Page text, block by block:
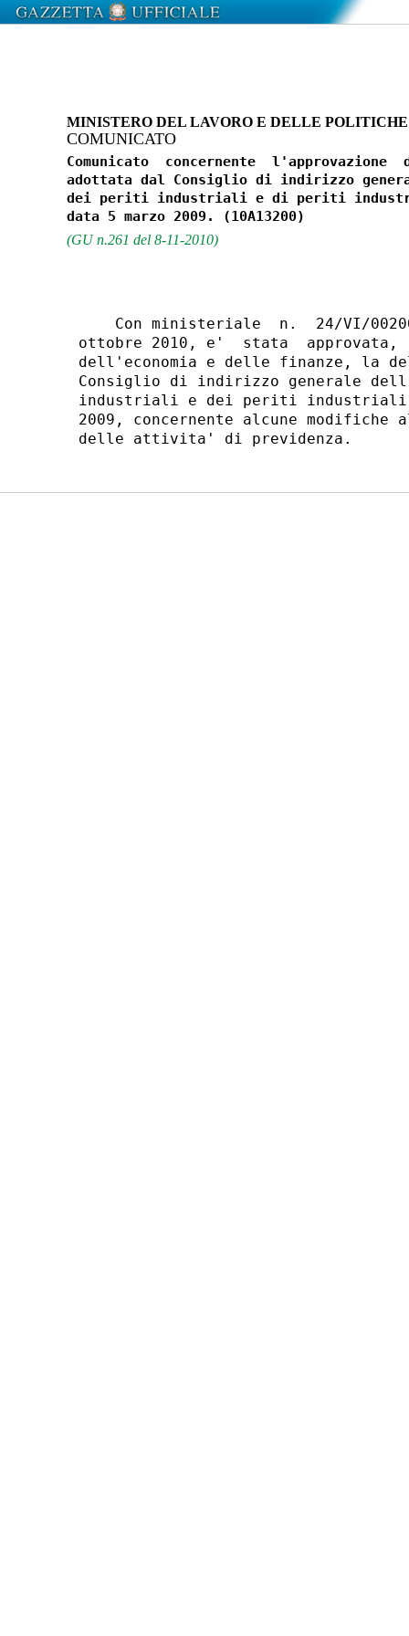
MINISTERO DEL LAVORO E DELLE
COMUNICATO
Comunicato  concernente
adottata dal Consiglio di indirizzo
dei periti industriali e di periti
(GU n.261 del 8-11-2010)
Con ministeriale  n.  24/VI/
ottobre 2010, e'  stata
dell'economia e delle finanze, la
Consiglio di indirizzo generale
industriali e dei periti industriali
2009, concernente alcune